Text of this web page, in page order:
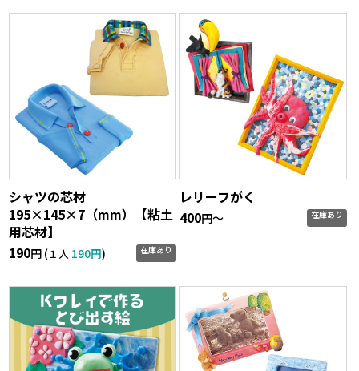
シャツの芯材
195×145×7（mm）【粘土
用芯材】
190円 (１人 190円) 在庫あり
レリーフがく
400円〜 在庫あり